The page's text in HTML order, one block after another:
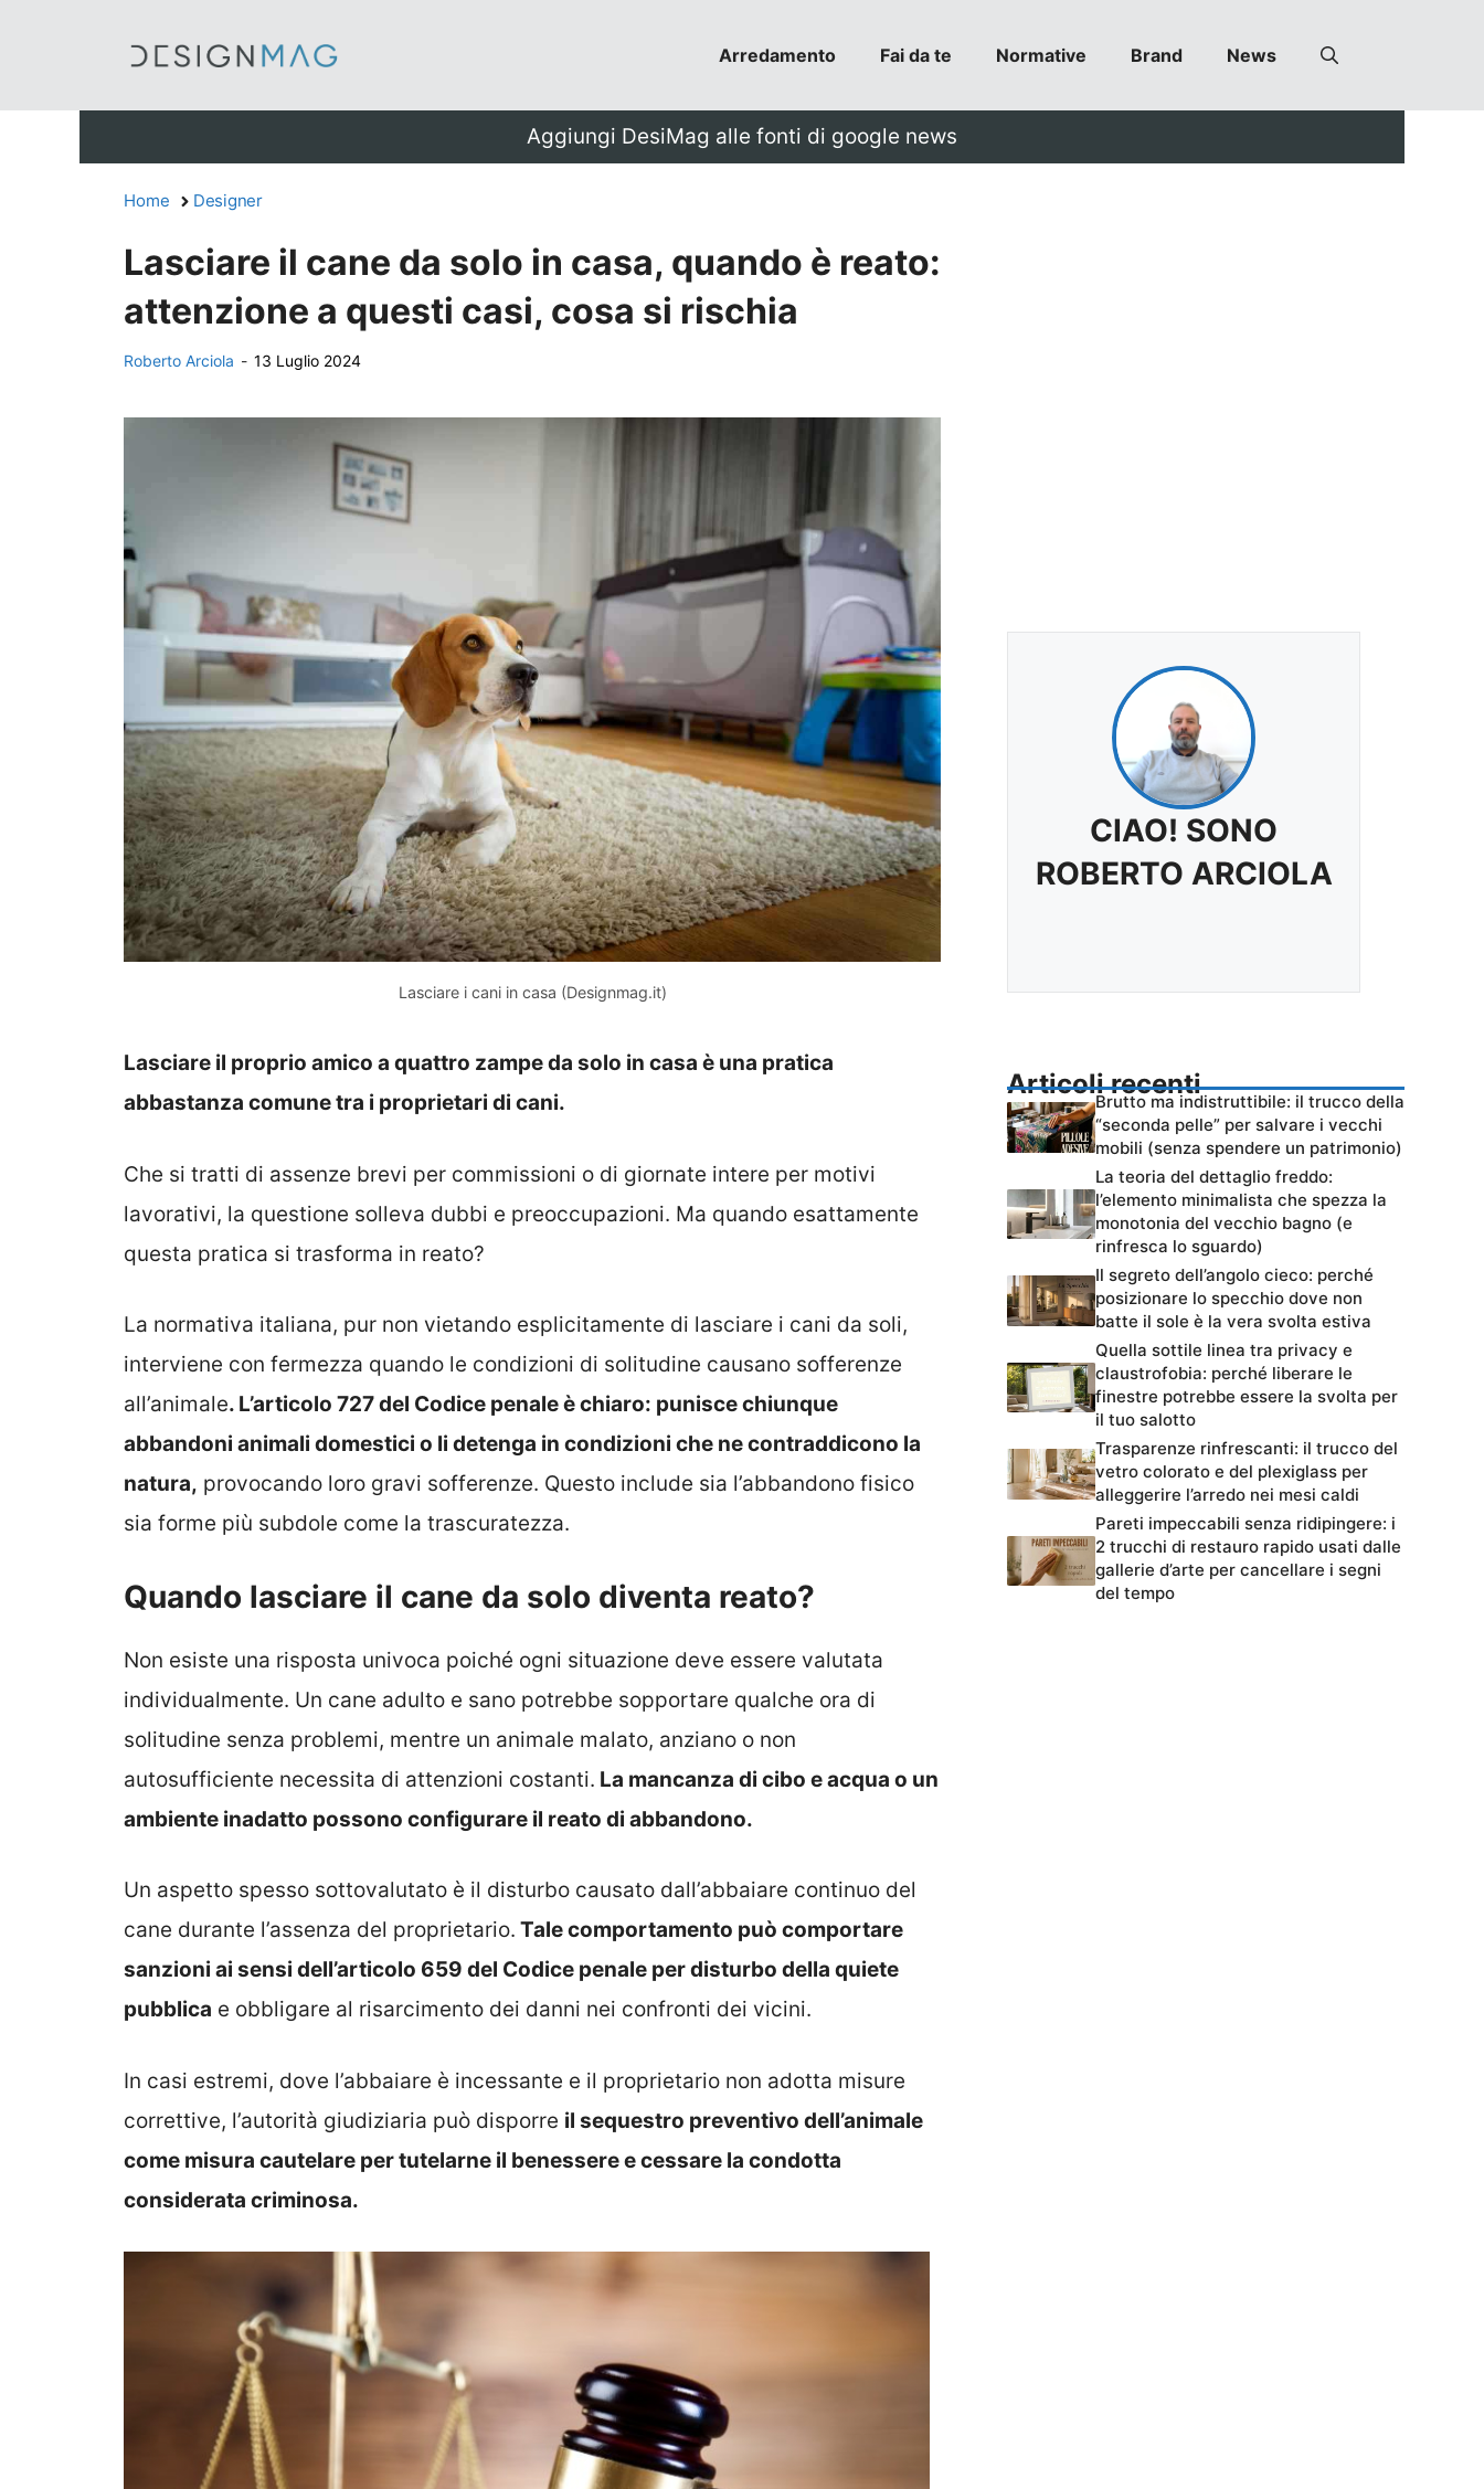
Arredamento Fai da te Normative Brand News
Aggiungi DesiMag alle fonti di google news
Home Designer
Lasciare il cane da solo in casa, quando è reato:
attenzione a questi casi, cosa si rischia
Roberto Arciola - 13 Luglio 2024
Lasciare i cani in casa (Designmag.it)
Lasciare il proprio amico a quattro zampe da solo in casa è una pratica
abbastanza comune tra i proprietari di cani.
Che si tratti di assenze brevi per commissioni o di giornate intere per motivi
lavorativi, la questione solleva dubbi e preoccupazioni. Ma quando esattamente
questa pratica si trasforma in reato?
La normativa italiana, pur non vietando esplicitamente di lasciare i cani da soli,
interviene con fermezza quando le condizioni di solitudine causano sofferenze
all’animale. L’articolo 727 del Codice penale è chiaro: punisce chiunque
abbandoni animali domestici o li detenga in condizioni che ne contraddicono la
natura, provocando loro gravi sofferenze. Questo include sia l’abbandono fisico
sia forme più subdole come la trascuratezza.
Quando lasciare il cane da solo diventa reato?
Non esiste una risposta univoca poiché ogni situazione deve essere valutata
individualmente. Un cane adulto e sano potrebbe sopportare qualche ora di
solitudine senza problemi, mentre un animale malato, anziano o non
autosufficiente necessita di attenzioni costanti. La mancanza di cibo e acqua o un
ambiente inadatto possono configurare il reato di abbandono.
Un aspetto spesso sottovalutato è il disturbo causato dall’abbaiare continuo del
cane durante l’assenza del proprietario. Tale comportamento può comportare
sanzioni ai sensi dell’articolo 659 del Codice penale per disturbo della quiete
pubblica e obbligare al risarcimento dei danni nei confronti dei vicini.
In casi estremi, dove l’abbaiare è incessante e il proprietario non adotta misure
correttive, l’autorità giudiziaria può disporre il sequestro preventivo dell’animale
come misura cautelare per tutelarne il benessere e cessare la condotta
considerata criminosa.
CIAO! SONO
ROBERTO ARCIOLA
Articoli recenti
Brutto ma indistruttibile: il trucco della
“seconda pelle” per salvare i vecchi
mobili (senza spendere un patrimonio)
La teoria del dettaglio freddo:
l’elemento minimalista che spezza la
monotonia del vecchio bagno (e
rinfresca lo sguardo)
Il segreto dell’angolo cieco: perché
posizionare lo specchio dove non
batte il sole è la vera svolta estiva
Quella sottile linea tra privacy e
claustrofobia: perché liberare le
finestre potrebbe essere la svolta per
il tuo salotto
Trasparenze rinfrescanti: il trucco del
vetro colorato e del plexiglass per
alleggerire l’arredo nei mesi caldi
Pareti impeccabili senza ridipingere: i
2 trucchi di restauro rapido usati dalle
gallerie d’arte per cancellare i segni
del tempo